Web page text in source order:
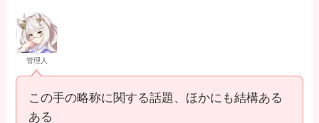
管理人
この手の略称に関する話題、ほかにも結構ある
ある